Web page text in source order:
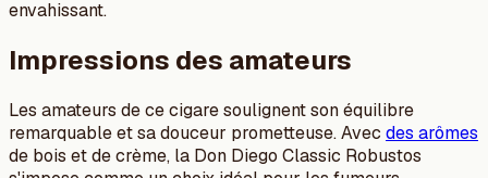
envahissant.
Impressions des amateurs
Les amateurs de ce cigare soulignent son équilibre
remarquable et sa douceur prometteuse. Avec des arômes
de bois et de crème, la Don Diego Classic Robustos